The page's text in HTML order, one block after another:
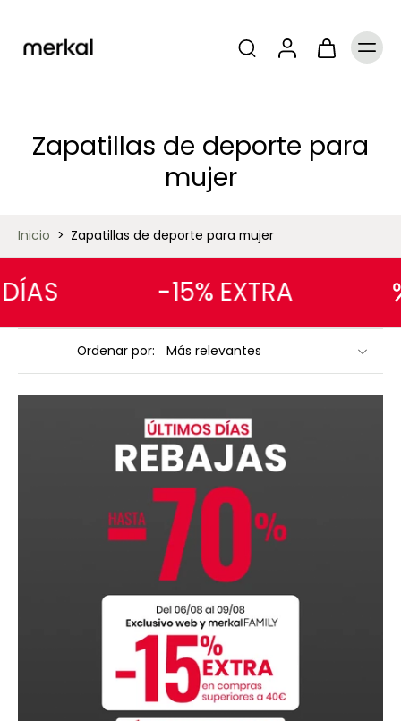
Zapatillas de deporte para
mujer
Inicio > Zapatillas de deporte para mujer
-15% EXTRA
Ordenar por: